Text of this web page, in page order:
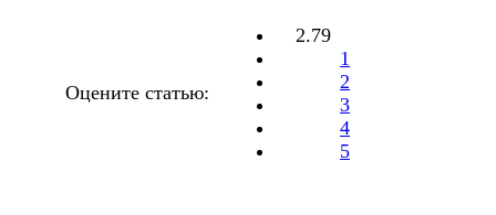
Оцените статью:
2.79
1
2
3
4
5